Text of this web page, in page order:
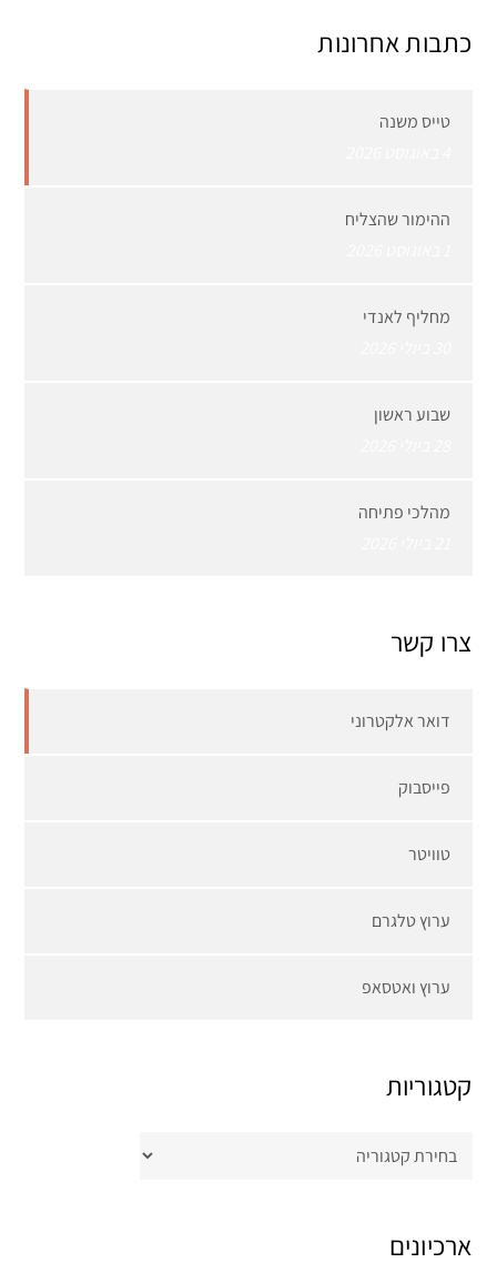
כתבות אחרונות
טייס משנה
ההימור שהצליח
מחליף לאנדי
שבוע ראשון
מהלכי פתיחה
צרו קשר
דואר אלקטרוני
פייסבוק
טוויטר
ערוץ טלגרם
ערוץ ואטסאפ
קטגוריות
ארכיונים